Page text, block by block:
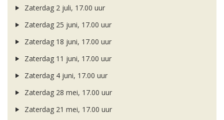
Zaterdag 2 juli, 17.00 uur
Zaterdag 25 juni, 17.00 uur
Zaterdag 18 juni, 17.00 uur
Zaterdag 11 juni, 17.00 uur
Zaterdag 4 juni, 17.00 uur
Zaterdag 28 mei, 17.00 uur
Zaterdag 21 mei, 17.00 uur